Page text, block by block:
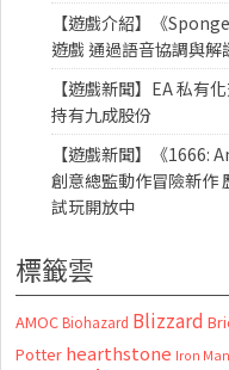
【遊戲介紹】《
遊戲 通過語音協調與解
【遊戲新聞】EA 私有
持有九成股份
【遊戲新聞】《1666:
創意總監動作冒險新作
試玩開放中
標籤雲
AMOC Biohazard Blizzard
Potter hearthstone Iron Man